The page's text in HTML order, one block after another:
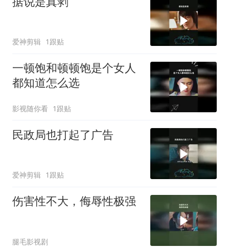
爱神剪辑 1跟贴
一顿饱和顿顿饱是个女人
都知道怎么选
影视随你看 1跟贴
民政局也打起了广告
爱神剪辑 1跟贴
伤害性不大，侮辱性极强
腿毛影视剧